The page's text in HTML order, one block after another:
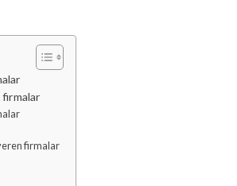
firmalar